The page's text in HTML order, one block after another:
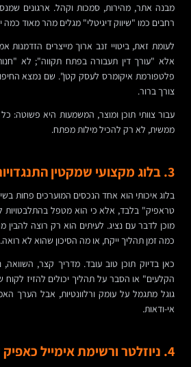
מבנה אתר, מהירות, סמכות וקהל. ארגונים
רחבים כמו "שיווק דיגיטלי" מגלים מהר מאוד
לעומת זאת, ביטויי זנב ארוך מייצרים הזדמנות
אלא "עורך דין תעבורה בפתח תקווה"; לא
פלטפורמת איקומרס לעסק קטן". שם נמצא
צורך ברור.
עבור צוותי תוכן ומוצר, המשמעות היא פשוטה:
ממשית, לא רק להכיל מילות מפתח.
3. בלוג מקצועי שמקטין התנגדויות
בלוג איכותי הוא אחד הנכסים המוערכים פחות
טראפיק" בלבד, אלא כי הוא מטפל בהתלבטויות
מוכן לדבר עם נציג. לעיתים הוא רק רוצה להבין
כמה זמן תהליך ייקח, או מה הסיכון שהוא לא רואה.
כאן בדיוק תוכן טוב עובד. מדריך קצר,
הקלעים" או הסבר על תהליך יכולים להזיז
גוגל מתגמל על עומק ורלוונטיות, אבל הערך
אי-ודאות.
4. ניוזלטר ורשימת אימייל כאפיק עצמאי